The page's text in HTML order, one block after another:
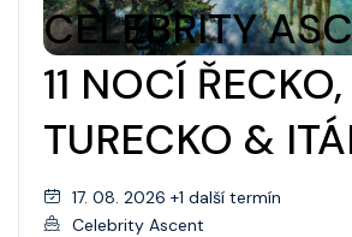
CELEBRITY
11 NOCÍ ŘECKO,
TURECKO &
17. 08. 2026 +1 další termín
Celebrity Ascent